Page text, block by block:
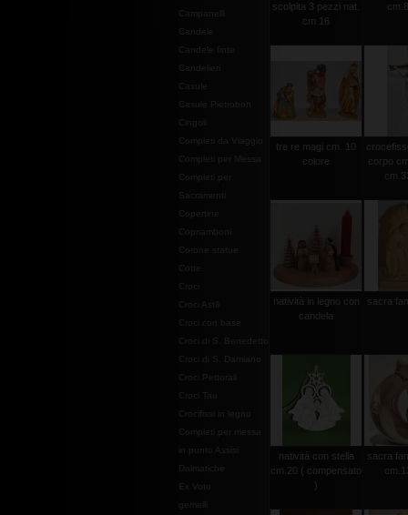
Campanelli
Candele
Candele finte
Candelieri
Casule
Casule Pietrobon
Cingoli
Completi da Viaggio
Completi per Messa
Completi per
Sacramenti
Copertine
Copriamboni
Corone statue
Cotte
Croci
Croci Astili
Croci con base
Croci di S. Benedetto
Croci di S. Damiano
Croci Pettorali
Croci Tau
Crocifissi in legno
Completi per messa
in punto Assisi
Dalmatiche
Ex Voto
gemelli
scolpita 3 pezzi nat.
cm 16
tre re magi cm. 10
colore
corpo
natività in legno con
candela
sacra
natività con stella
cm.20 ( compensato
)
sacra